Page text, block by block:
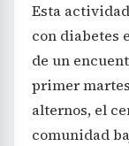
Esta
con diabetes
de un
primer
alternos, el
comunidad